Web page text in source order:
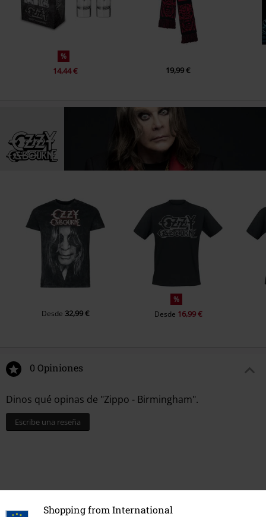
Shopping from International
%
14,44 € 19,99 €
Desde 32,99 €
%
Desde 16,99 €
0 Opiniones
Dinos qué opinas de "Zippo - Birmingham".
Escribe una reseña